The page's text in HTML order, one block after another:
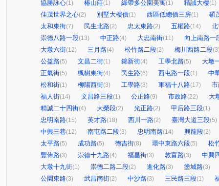
協勝詠心(1) 椿山莊(1) 綠帶多公園美寓(1) 精誠大樓(1)
佳茂世界之心(2) 別墅大樓價(1) 西區低總價三房(1)
碩
太和東街(7) 民生北路(2) 忠太東路(2) 五權路(14)
崇德八路一段(13) 中正路(4) 大忠南街(11)
向上南路一
大墩六街(12) 三月路(4) 松竹路二段(2) 梅川西路二段
公益路(5) 文昌二街(1) 錦新街(4) 工學北路(5)
大墩
正氣街(5) 楓樹東街(4) 民生路(6) 西屯路一段(1)
中
松和街(1) 柳陽西街(3) 工學路(3) 軍福十八路(17)
福人街(14) 文昌路三段(1) 公正路(9) 市政路(22)
大
精誠二十四街(4) 大榮段(2) 光正路(2) 甲后路三段(1)
忠明南路(15) 英才路(18) 西川一路(2) 臺灣大道三段(5)
中興三巷(12) 南屯路二段(3) 忠明南路(14) 興龍段(2)
太平路(5) 成功路(5) 德吉街(8) 環中東路六段(5)
松
豐偉路(3) 崇德十九路(4) 福昌街(3) 敦富路(3)
中興
大墩十九街(1) 崇德二路二段(2) 進化路(3) 塗城路(3)
公園東路(3) 武昌南街(2) 中沙路(3) 三民路三段(1)